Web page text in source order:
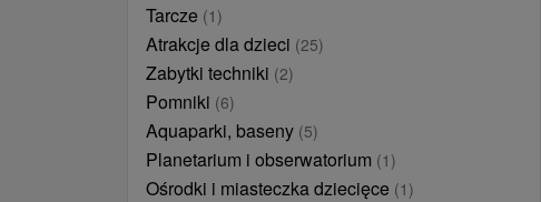
Tarcze (1)
Atrakcje dla dzieci (25)
Zabytki techniki (2)
Pomniki (6)
Aquaparki, baseny (5)
Planetarium i obserwatorium (1)
Ośrodki i miasteczka dziecięce (1)